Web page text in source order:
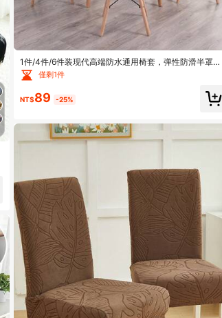
1件/4件/6件装现代高端防水通用椅套，弹性防滑半罩设
计，可拆卸可水洗，防猫抓，适用于酒店、婚礼和派对椅
套装饰。
僅剩1件
NT$89 -25%